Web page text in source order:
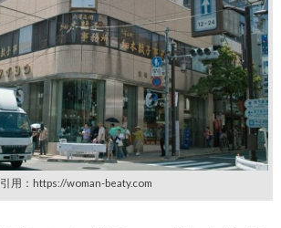
引用：https://woman-beaty.com